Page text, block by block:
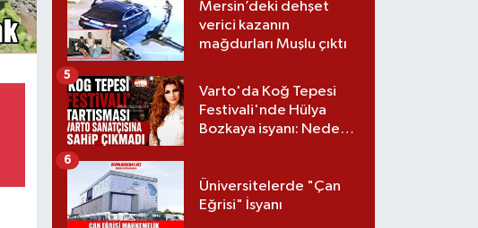
Mersin’deki dehşet
verici kazanın
mağdurları Muşlu çıktı
Varto'da Koğ Tepesi
Festivali'nde Hülya
Bozkaya isyanı: Neden
5
Üniversitelerde "Çan
Eğrisi" İsyanı
6